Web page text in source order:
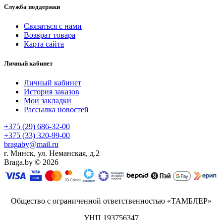
Служба поддержки
Связаться с нами
Возврат товара
Карта сайта
Личный кабинет
Личный кабинет
История заказов
Мои закладки
Рассылка новостей
+375 (29) 686-32-00
+375 (33) 320-99-00
bragaby@mail.ru
г. Минск, ул. Неманская, д.2
Braga.by © 2026
Общество с ограниченной ответственностью «ТАМБЛЕР»
УНП 193756347